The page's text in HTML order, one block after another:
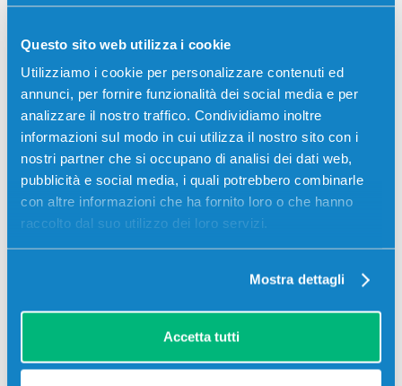
Questo sito web utilizza i cookie
Utilizziamo i cookie per personalizzare contenuti ed
annunci, per fornire funzionalità dei social media e per
analizzare il nostro traffico. Condividiamo inoltre
informazioni sul modo in cui utilizza il nostro sito con i
nostri partner che si occupano di analisi dei dati web,
pubblicità e social media, i quali potrebbero combinarle
con altre informazioni che ha fornito loro o che hanno
raccolto dal suo utilizzo dei loro servizi.
Mostra dettagli
Accetta tutti
visualizzare l'offerta
MAGENTA
Magenta